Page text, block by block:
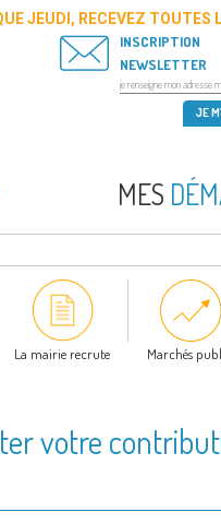
JEUDI, RECEVEZ TOUTES
INSCRIPTION
NEWSLETTER
MES
La mairie recrute Marchés
votre